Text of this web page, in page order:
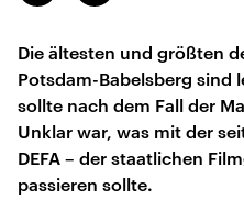
Die ältesten und größten
Potsdam-Babelsberg sind
sollte nach dem Fall der
Unklar war, was mit der
DEFA – der staatlichen
passieren sollte.